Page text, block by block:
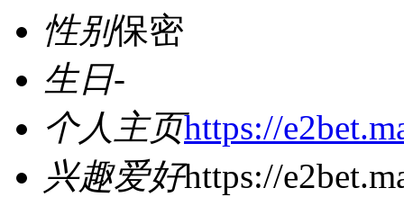
性别保密
生日-
个人主页https://
兴趣爱好https://